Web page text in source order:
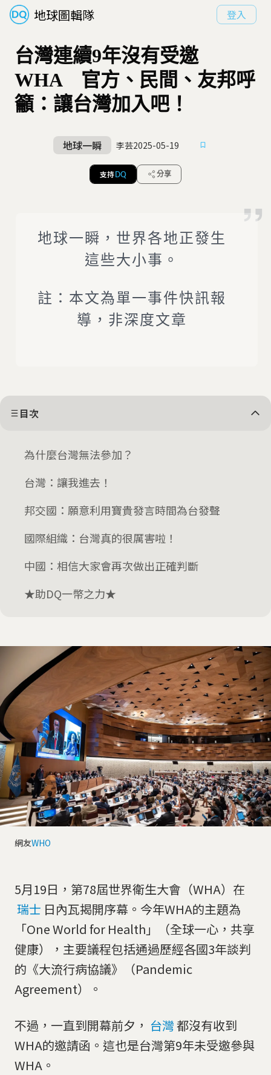
地球圖輯隊 登入
台灣連續9年沒有受邀
WHA 官方、民間、友邦呼
籲：讓台灣加入吧！
地球一瞬 李芸2025-05-19
支持 DQ 分享
地球一瞬，世界各地正發生
這些大小事。
註：本文為單一事件快訊報
導，非深度文章
目次
為什麼台灣無法參加？
台灣：讓我進去！
邦交國：願意利用寶貴發言時間為台發聲
國際組織：台灣真的很厲害啦！
中國：相信大家會再次做出正確判斷
★助DQ一幣之力★
網友WHO
5月19日，第78屆世界衛生大會（WHA）在
瑞士 日內瓦揭開序幕。今年WHA的主題為
「One World for Health」（全球一心，共享
健康），主要議程包括通過歷經各國3年談判
的《大流行病協議》（Pandemic
Agreement）。
不過，一直到開幕前夕， 台灣都沒有收到
WHA的邀請函。這也是台灣第9年未受邀參與
WHA。